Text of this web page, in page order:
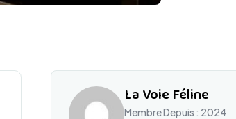
La Voie Féline
Membre Depuis : 2024